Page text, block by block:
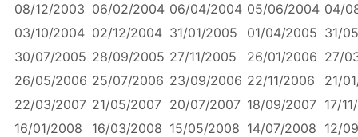
08/12/2003 06/02/2004 06/04/2004 05/06/2004 04/
03/10/2004 02/12/2004 31/01/2005 01/04/2005 31/
30/07/2005 28/09/2005 27/11/2005 26/01/2006 27/
26/05/2006 25/07/2006 23/09/2006 22/11/2006
21/
22/03/2007 21/05/2007 20/07/2007 18/09/2007 17/
16/01/2008
16/03/2008 15/05/2008 14/07/2008 12/